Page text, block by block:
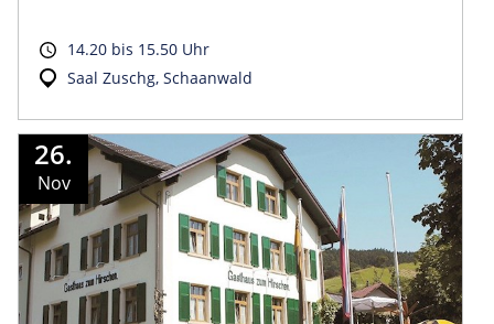
14.20 bis 15.50 Uhr
Saal Zuschg, Schaanwald
26.
Nov